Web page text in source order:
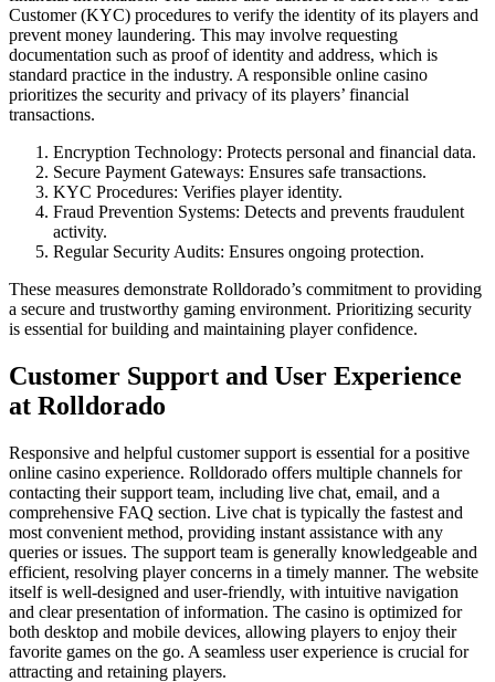
Customer (KYC) procedures to verify the identity of its players and
prevent money laundering. This may involve requesting
documentation such as proof of identity and address, which is
standard practice in the industry. A responsible online casino
prioritizes the security and privacy of its players’ financial
transactions.
Encryption Technology: Protects personal and financial data.
Secure Payment Gateways: Ensures safe transactions.
KYC Procedures: Verifies player identity.
Fraud Prevention Systems: Detects and prevents fraudulent
activity.
Regular Security Audits: Ensures ongoing protection.
These measures demonstrate Rolldorado’s commitment to providing
a secure and trustworthy gaming environment. Prioritizing security
is essential for building and maintaining player confidence.
Customer Support and User Experience
at Rolldorado
Responsive and helpful customer support is essential for a positive
online casino experience. Rolldorado offers multiple channels for
contacting their support team, including live chat, email, and a
comprehensive FAQ section. Live chat is typically the fastest and
most convenient method, providing instant assistance with any
queries or issues. The support team is generally knowledgeable and
efficient, resolving player concerns in a timely manner. The website
itself is well-designed and user-friendly, with intuitive navigation
and clear presentation of information. The casino is optimized for
both desktop and mobile devices, allowing players to enjoy their
favorite games on the go. A seamless user experience is crucial for
attracting and retaining players.